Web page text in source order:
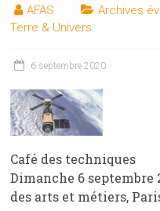
AFAS Archives
Terre & Univers
6 septembre 2020
Café des techniques
Dimanche 6 septembre
des arts et métiers,